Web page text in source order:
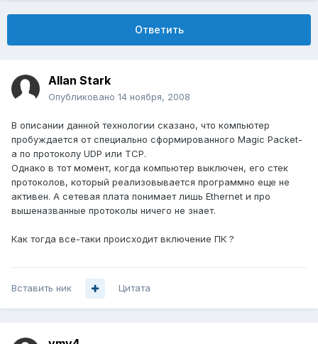
Ответить
Allan Stark
Опубликовано 14 ноября, 2008
В описании данной технологии сказано, что компьютер
пробуждается от специально сформированного Magic Packet-
а по протоколу UDP или TCP.
Однако в тот момент, когда компьютер выключен, его стек
протоколов, который реализовывается программно еще не
активен. А сетевая плата понимает лишь Ethernet и про
вышеназванные протоколы ничего не знает.
Как тогда все-таки происходит включение ПК ?
Вставить ник Цитата